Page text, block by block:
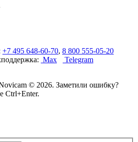
+7 495 648-60-70, 8 800 555-05-20
Max
Telegram
© 2026. Заметили ошибку?
Ctrl+Enter.